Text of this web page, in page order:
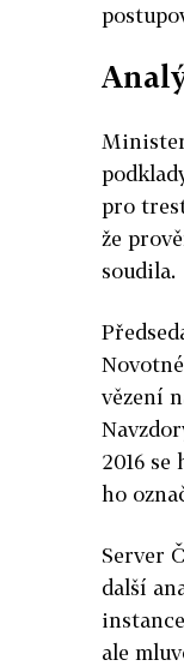
pro
že
soudila.
vězení
2016 se
ho
Server
další
ale